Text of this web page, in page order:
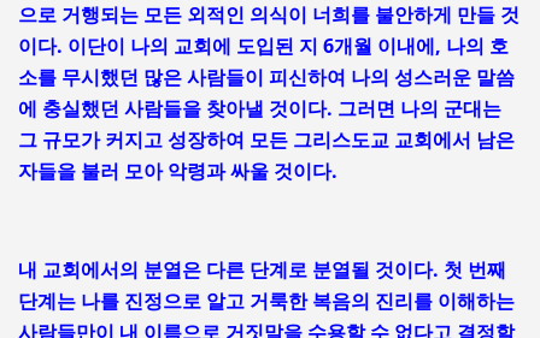
으로 거행되는 모든 외적인 의식이 너희를 불안하게 만들 것
이다. 이단이 나의 교회에 도입된 지 6개월 이내에, 나의 호
소를 무시했던 많은 사람들이 피신하여 나의 성스러운 말씀
에 충실했던 사람들을 찾아낼 것이다. 그러면 나의 군대는
그 규모가 커지고 성장하여 모든 그리스도교 교회에서 남은
자들을 불러 모아 악령과 싸울 것이다.
내 교회에서의 분열은 다른 단계로 분열될 것이다. 첫 번째
단계는 나를 진정으로 알고 거룩한 복음의 진리를 이해하는
사람들만이 내 이름으로 거짓말을 수용할 수 없다고 결정할